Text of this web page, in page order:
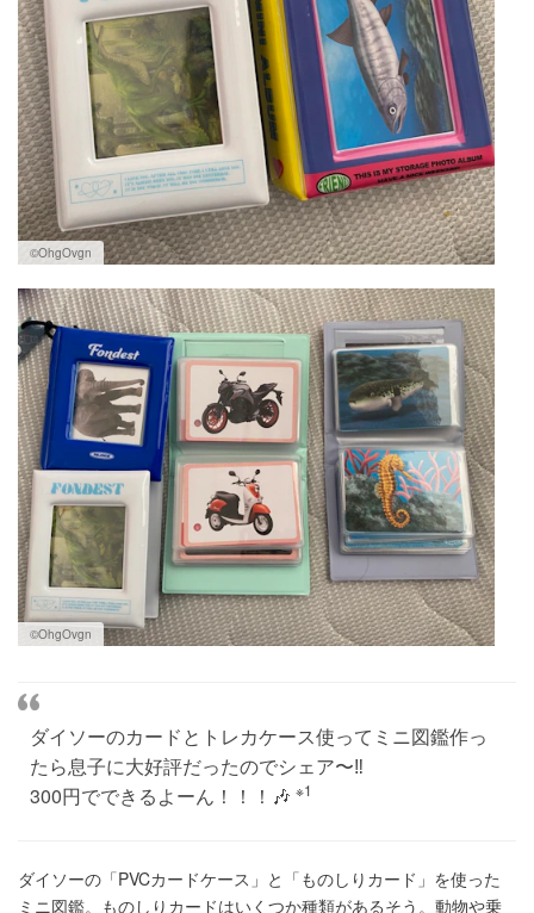
©OhgOvgn
©OhgOvgn
ダイソーのカードとトレカケース使ってミニ図鑑作っ
たら息子に大好評だったのでシェア〜‼️
300円でできるよーん！！！🎶 ※1
ダイソーの「PVCカードケース」と「ものしりカード」を使った
ミニ図鑑。ものしりカードはいくつか種類があるそう。動物や乗